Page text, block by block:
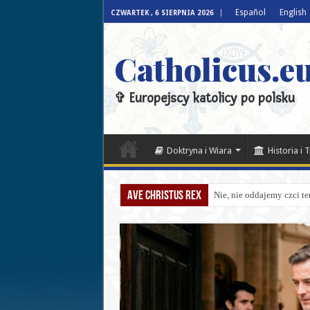
CZWARTEK , 6 SIERPNIA 2026 Español English
✞ Europejscy katolicy po polsku
Doktryna i Wiara Historia i
Ave Christus Rex Nie, nie oddajemy czci